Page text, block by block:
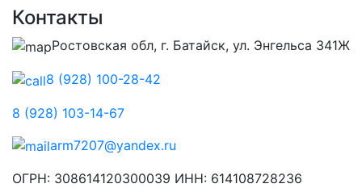
Контакты
Ростовская обл, г. Батайск, ул. Энгельса 341Ж
8 (928) 100-28-42
8 (928) 103-14-67
arm7207@yandex.ru
ОГРН: 308614120300039 ИНН: 614108728236